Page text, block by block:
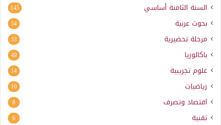
السنة الثامنة أساسي 145
بحوث عربية 54
مرحلة تحضيرية 33
باكالوريا 49
علوم تجريبية 14
رياضيات 10
اقتصاد وتصرف 8
تقنية 6